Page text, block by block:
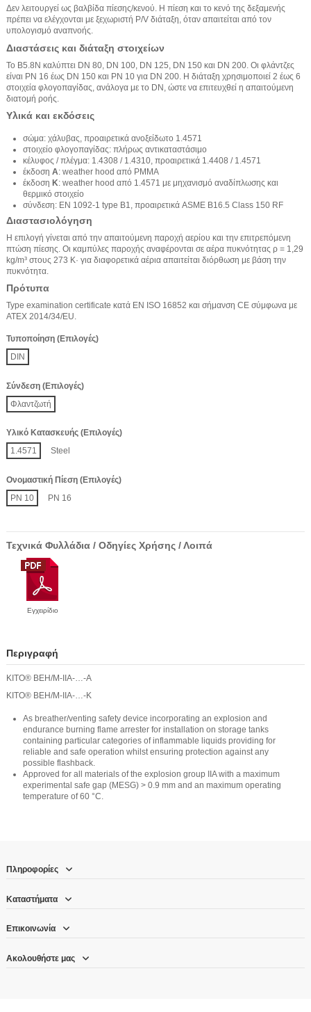
Δεν λειτουργεί ως βαλβίδα πίεσης/κενού. Η πίεση και το κενό της δεξαμενής
πρέπει να ελέγχονται με ξεχωριστή P/V διάταξη, όταν απαιτείται από τον
υπολογισμό αναπνοής.
Διαστάσεις και διάταξη στοιχείων
Το B5.8N καλύπτει DN 80, DN 100, DN 125, DN 150 και DN 200. Οι φλάντζες
είναι PN 16 έως DN 150 και PN 10 για DN 200. Η διάταξη χρησιμοποιεί 2 έως 6
στοιχεία φλογοπαγίδας, ανάλογα με το DN, ώστε να επιτευχθεί η απαιτούμενη
διατομή ροής.
Υλικά και εκδόσεις
σώμα: χάλυβας, προαιρετικά ανοξείδωτο 1.4571
στοιχείο φλογοπαγίδας: πλήρως αντικαταστάσιμο
κέλυφος / πλέγμα: 1.4308 / 1.4310, προαιρετικά 1.4408 / 1.4571
έκδοση A: weather hood από PMMA
έκδοση K: weather hood από 1.4571 με μηχανισμό αναδίπλωσης και
θερμικό στοιχείο
σύνδεση: EN 1092-1 type B1, προαιρετικά ASME B16.5 Class 150 RF
Διαστασιολόγηση
Η επιλογή γίνεται από την απαιτούμενη παροχή αερίου και την επιτρεπόμενη
πτώση πίεσης. Οι καμπύλες παροχής αναφέρονται σε αέρα πυκνότητας ρ = 1,29
kg/m³ στους 273 K· για διαφορετικά αέρια απαιτείται διόρθωση με βάση την
πυκνότητα.
Πρότυπα
Type examination certificate κατά EN ISO 16852 και σήμανση CE σύμφωνα με
ATEX 2014/34/EU.
Τυποποίηση (Επιλογές)
DIN
Σύνδεση (Επιλογές)
Φλαντζωτή
Υλικό Κατασκευής (Επιλογές)
1.4571
Steel
Ονομαστική Πίεση (Επιλογές)
PN 10
PN 16
Τεχνικά Φυλλάδια / Οδηγίες Χρήσης / Λοιπά
Εγχειρίδιο
Περιγραφή
KITO® BEH/M-IIA-…-A
KITO® BEH/M-IIA-…-K
As breather/venting safety device incorporating an explosion and
endurance burning flame arrester for installation on storage tanks
containing particular categories of inflammable liquids providing for
reliable and safe operation whilst ensuring protection against any
possible flashback.
Approved for all materials of the explosion group IIA with a maximum
experimental safe gap (MESG) > 0.9 mm and an maximum operating
temperature of 60 °C.
Πληροφορίες
Καταστήματα
Επικοινωνία
Ακολουθήστε μας